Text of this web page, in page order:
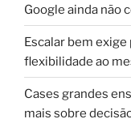
Google ainda não
Escalar bem
flexibilidade ao
Cases grandes
mais sobre